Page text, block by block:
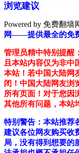
浏览建议
Powered by 免费翻墙
网——提供最全的免
管理员精中特别提醒
且本站内容仅为非中
本站！若中国大陆网
闭！中国大陆网友浏
所有页面！对于您因
其他所有问题，本站
特别警告：本站推荐
建议各位网友购买收
局，没有得到想要的